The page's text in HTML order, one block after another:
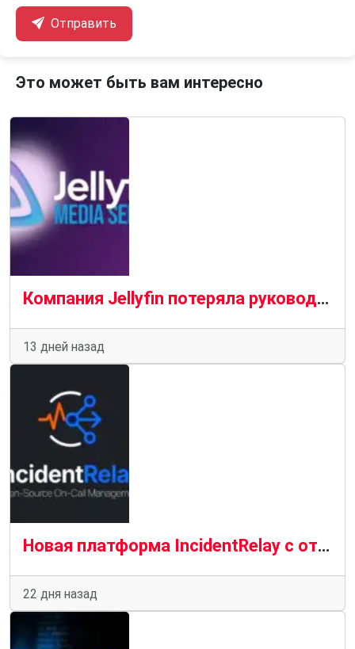
Отправить
Это может быть вам интересно
Компания Jellyfin потеряла руководителя проекта и ключевого члена команды в результате масштабных кадровых перестановок.
13 дней назад
Новая платформа IncidentRelay с открытым исходным кодом для управления дежурствами
22 дня назад